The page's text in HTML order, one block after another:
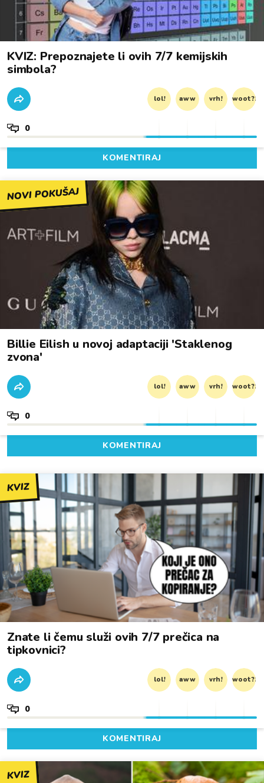
KVIZ: Prepoznajete li ovih 7/7 kemijskih
simbola?
lol! aww vrh! woot?!
0
KOMENTIRAJ
NOVI POKUŠAJ
Billie Eilish u novoj adaptaciji 'Staklenog
zvona'
lol! aww vrh! woot?!
0
KOMENTIRAJ
KVIZ
Znate li čemu služi ovih 7/7 prečica na
tipkovnici?
lol! aww vrh! woot?!
0
KOMENTIRAJ
KVIZ